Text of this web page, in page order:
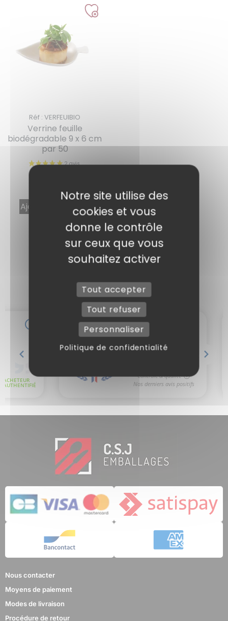
2 avis
Réf : VERFEUIBIO
Verrine feuille
biodégradable 9 x 6 cm
par 50
Ajouter au panier
Nous contacter
Moyens de paiement
Modes de livraison
Procédure de retour
Notre site utilise des
cookies et vous
donne le contrôle
sur ceux que vous
souhaitez activer
Tout accepter
Tout refuser
Personnaliser
Politique de confidentialité